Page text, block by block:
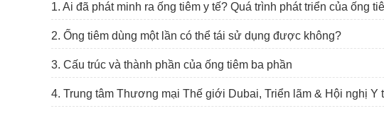
1. Ai đã phát minh ra ống tiêm y tế? Quá trình phát triển của ống
2. Ống tiêm dùng một lần có thể tái sử dụng được không?
3. Cấu trúc và thành phần của ống tiêm ba phần
4. Trung tâm Thương mại Thế giới Dubai, Triển lãm & Hội nghị Y